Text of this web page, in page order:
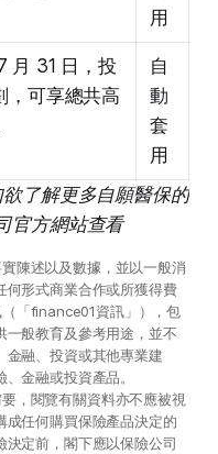
用
月 31 日，投
，可享總共高
自
動
套
用
了解更多自願醫保的
官方網站查看
陳述以及數據，並以一般消
何形式商業合作或所獲得費
「finance01資訊」），包
一般教育及參考用途，並不
金融、投資或其他專業建
金融或投資產品。
，閱覽有關資料亦不應被視
成任何購買保險產品決定的
定前，閣下應以保險公司